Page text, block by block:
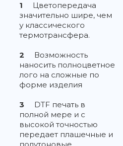
1
Цветопередача
значительно шире, чем
у классического
термотрансфера.
2
Возможность
наносить полноцветное
лого на сложные по
форме изделия
3
DTF печать в
полной мере и с
высокой точностью
передает плашечные и